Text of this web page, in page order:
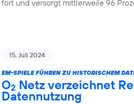
fort und versorgt mittlerweile 96
15. Juli 2024
EM-SPIELE FÜHREN ZU HISTORISCHEM
O2 Netz verzeichnet
Datennutzung